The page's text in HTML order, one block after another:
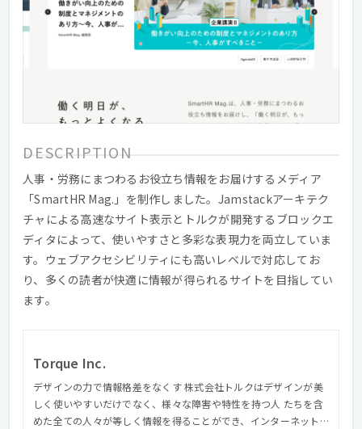
DESCRIPTION
人事・労務にまつわるお役立ち情報をお届けするメディア
「SmartHR Mag.」を制作しました。Jamstackアーキテク
チャによる高速なサイト表示とトルクが開発するブロックエ
ディタによって、使いやすさと多彩な表現力を両立していま
す。ウェブアクセシビリティにも高いレベルで対応してお
り、多くの読者が快適に情報が得られるサイトを目指してい
ます。
Torque Inc.
デザインの力で情報格差をなくす 株式会社トルクはデザインが美
しく使いやすいだけでなく、様々な障害や特性を持つ人 たちを含
めた全ての人々が等しく情報を得ることができ、インターネット